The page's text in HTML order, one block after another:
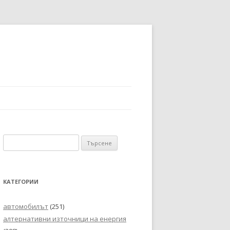
за:
КАТЕГОРИИ
автомобилът (251)
алтернативни източници на енергия